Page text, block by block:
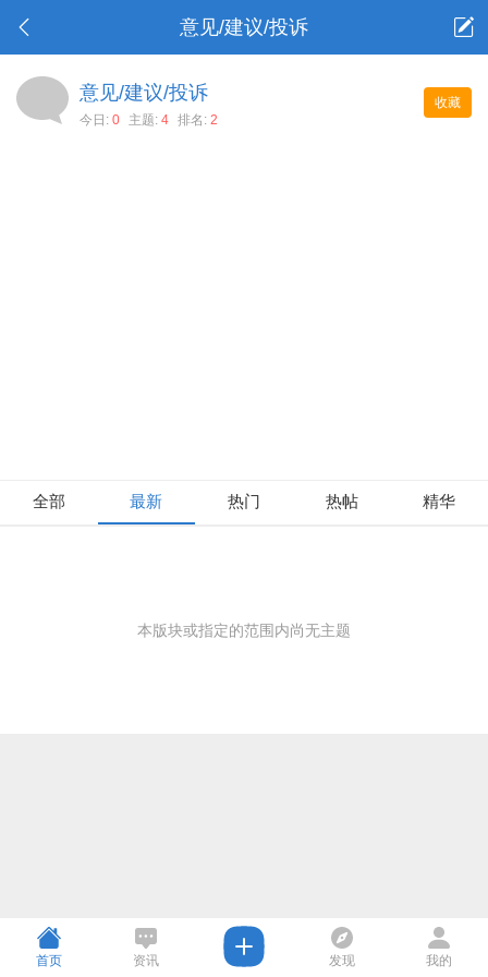
意见/建议/投诉
收藏
意见/建议/投诉
今日: 0 主题: 4 排名: 2
全部 最新 热门 热帖 精华
本版块或指定的范围内尚无主题
首页 资讯 发现 我的